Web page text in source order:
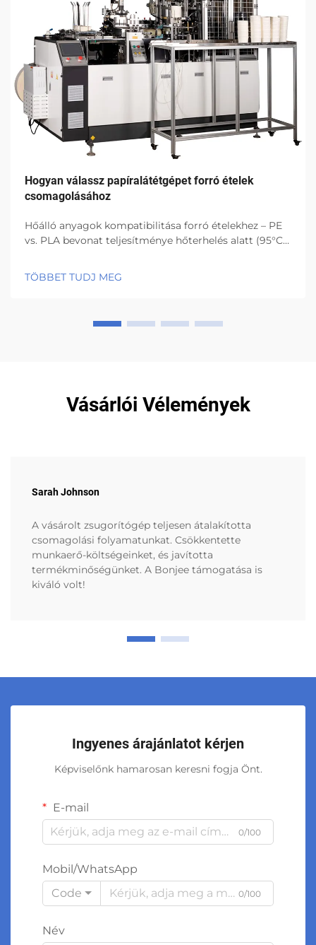
Hogyan válassz papíralátétgépet forró ételek
csomagolásához
Hőálló anyagok kompatibilitása forró ételekhez – PE
vs. PLA bevonat teljesítménye hőterhelés alatt (95°C
maradnak, és nedvességet is kizárnak akkor is, ha a
hőmérséklet 95 fok Celsius felett marad, ami lehetővé
TÖBBET TUDJ MEG
Vásárlói Vélemények
Sarah Johnson
A vásárolt zsugorítógép teljesen átalakította
csomagolási folyamatunkat. Csökkentette
munkaerő-költségeinket, és javította
termékminőségünket. A Bonjee támogatása is
kiváló volt!
Ingyenes árajánlatot kérjen
Képviselőnk hamarosan keresni fogja Önt.
E-mail
0/100
Mobil/WhatsApp
Code
0/100
Név